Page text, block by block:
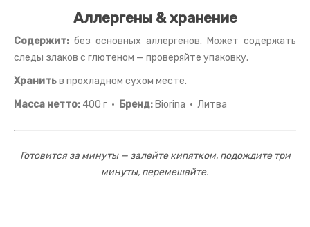
Аллергены & хранение
Содержит: без основных аллергенов. Может содержать
следы злаков с глютеном — проверяйте упаковку.
Хранитьв прохладном сухом месте.
Масса нетто: 400 г · Бренд: Biorina · Литва
Готовится за минуты — залейте кипятком, подождите три
минуты, перемешайте.